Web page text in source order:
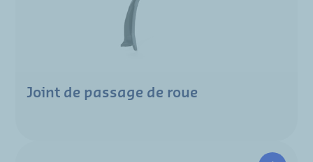
Joint de passage de roue